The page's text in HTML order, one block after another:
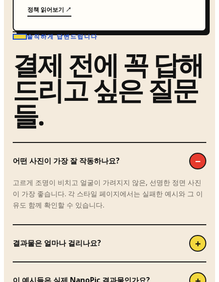
정책 읽어보기 ↗
솔직하게 답변드립니다
결제 전에 꼭 답해
드리고 싶은 질문
들.
어떤 사진이 가장 잘 작동하나요?
고르게 조명이 비치고 얼굴이 가려지지 않은, 선명한 정면 사진
이 가장 좋습니다. 각 스타일 페이지에서는 실패한 예시와 그 이
유도 함께 확인할 수 있습니다.
결과물은 얼마나 걸리나요?
이 예시들은 실제 NanoPic 결과물인가요?